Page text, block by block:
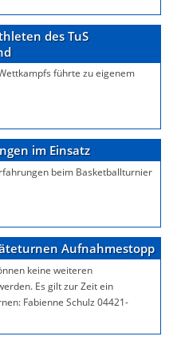
des TuS
führte zu eigenem
im Einsatz
beim Basketballturnier
Aufnahmestopp
keine weiteren
Es gilt zur Zeit ein
Fabienne Schulz 04421-